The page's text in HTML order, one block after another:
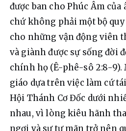
được ban cho Phúc Âm của
chứ không phải một bộ
cho những vận động viên
và giành được sự sống đời
chính họ (Ê-phê-sô 2:8-9).
giáo dựa trên việc làm cứ
Hội Thánh Cơ Đốc dưới
nhau, vì lòng kiêu hãnh
ngợi và sự tự mãn trở nên